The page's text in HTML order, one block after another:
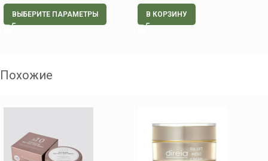
ВЫБЕРИТЕ ПАРАМЕТРЫ В КОРЗИНУ
Похожие